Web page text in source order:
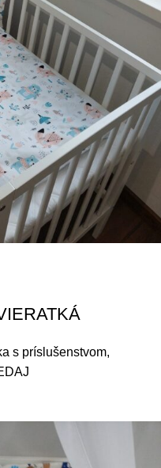
s príslušenstvom,